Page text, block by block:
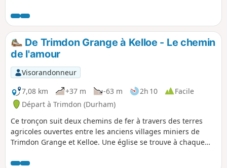
De Trimdon Grange à Kelloe - Le chemin
de l'amour
Visorandonneur
7,08 km
+37 m -63 m 2h 10
Facile
Départ à Trimdon (Durham)
Ce tronçon suit deux chemins de fer à travers des terres
agricoles ouvertes entre les anciens villages miniers de
Trimdon Grange et Kelloe. Une église se trouve à chaque
St Helen's à Kelloe.